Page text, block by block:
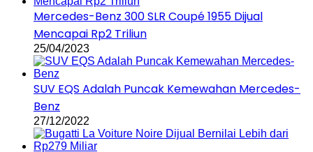
Mercedes-Benz 300 SLR Coupé 1955 Dijual
Mencapai Rp2 Triliun
25/04/2023
SUV EQS Adalah Puncak Kemewahan Mercedes-
Benz
27/12/2022